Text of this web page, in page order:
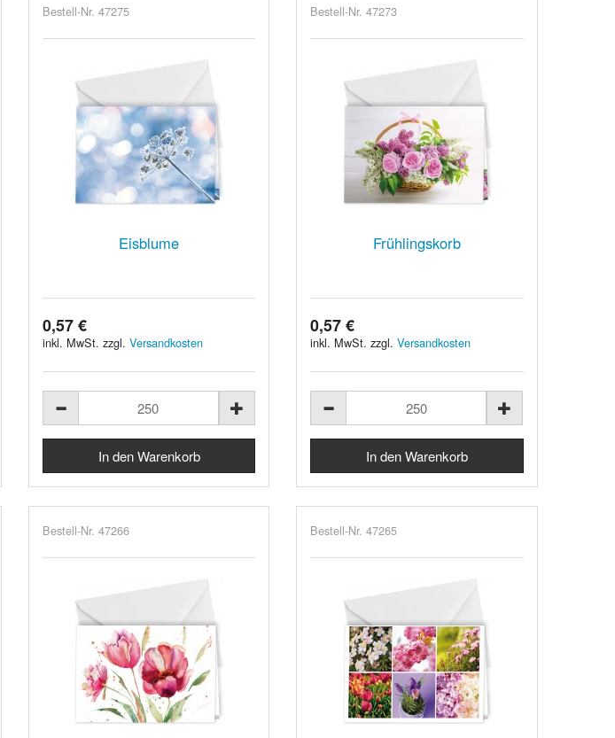
Bestell-Nr. 47275
Eisblume
0,57 €
inkl. MwSt. zzgl. Versandkosten
Bestell-Nr. 47273
Frühlingskorb
0,57 €
inkl. MwSt. zzgl.Versandkosten
Bestell-Nr. 47266 Bestell-Nr. 47265